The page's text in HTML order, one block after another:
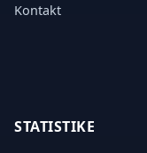
Kontakt
STATISTIKE